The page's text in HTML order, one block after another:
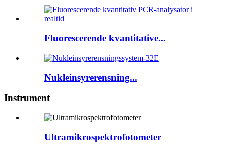
Fluorescerende kvantitative...
Nukleinsyrerensning...
Instrument
Ultramikrospektrofotometer